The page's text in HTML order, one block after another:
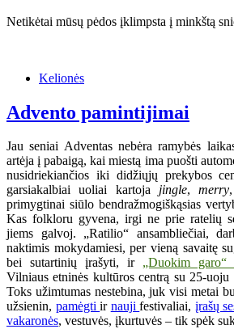
Netikėtai mūsų pėdos įklimpsta į minkštą
Kelionės
Advento pamintijimai
Jau seniai Adventas nebėra ramybės
artėja į pabaigą, kai miestą ima puošti
nusidriekiančios iki didžiųjų prekybos
garsiakalbiai uoliai kartoja jingle,merry
primygtinai siūlo bendražmogiškąsias
Kas folkloru gyvena, irgi ne prie ratelių
jiems galvoj. „Ratilio“ ansambliečiai,
naktimis mokydamiesi, per vieną savaitę
bei sutartinių įrašyti, ir „Duokim garo“
Vilniaus etninės kultūros centrą su 25-
Toks užimtumas nestebina, juk visi metai
užsienin, pamėgtiir naujifestivaliai, įrašų
vakaronės, vestuvės, įkurtuvės – tik spėk